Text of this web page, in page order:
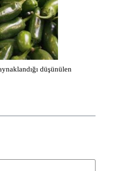
düşünülen